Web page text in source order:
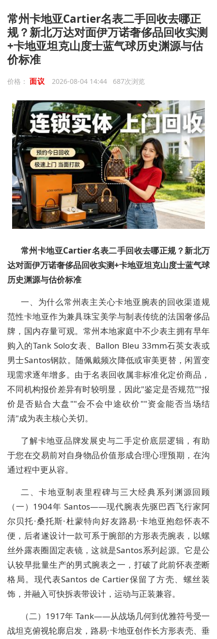
常州卡地亚Cartier名表二手回收去哪正
规？新北万达对面伊万诺奢侈品回收实测
+卡地亚坦克山度士蓝气球历史渊源与估
价标准
价格： 面议 2026-08-04 14:44 687次浏览
常州卡地亚Cartier名表二手回收去哪正规？新北万
达对面伊万诺奢侈品回收实测+卡地亚坦克山度士蓝气球
历史渊源与估价标准
一、为什么常州表主关心卡地亚腕表的回收渠道规
范性卡地亚作为兼具珠宝美学与制表传统的法国奢侈品
牌，国内存量可观。常州本地家庭中不少表主拥有早年
购入的Tank Solo女表、Ballon Bleu 33mm石英女表或
男士Santos钢款。随佩戴频次降低或审美更替，闲置变
现需求逐年增多。由于名表回收属非标准化定价商品，
不同机构报价差异有时较明显，因此"鉴定是否规范""报
价是否贴合大盘""会不会中途砍价""资金能否当场结
清"成为表主核心关切。
了解卡地亚品牌发展史与二手定价底层逻辑，有助
于您在交易前对自身物品价值形成合理心理预期，在沟
通过程中更从容。
二、卡地亚制表里程碑与三大经典系列渊源回顾
（一）1904年 Santos——现代腕表先驱巴西飞行家阿
尔贝托·桑托斯·杜蒙特向好友路易·卡地亚抱怨怀表不
便，后者遂设计一款可系于腕部的方形表壳腕表，以螺
丝外露表圈固定表镜，这就是Santos系列起源。它是公
认较早批量生产的男式腕表之一，打破了此前怀表垄断
格局。现代表Santos de Cartier保留了方壳、螺丝装
饰，并融入可快拆表带设计，运动与正装兼容。
（二）1917年 Tank——从战场几何到优雅符号受一
战坦克俯视轮廓启发，路易·卡地亚创作长方形表壳、垂